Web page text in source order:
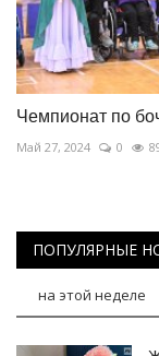
Чемпионат по
Май 27, 2024 0
ПОПУЛЯРНЫЕ
на этой неделе